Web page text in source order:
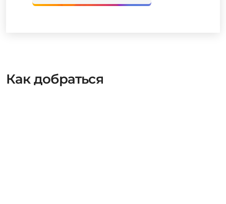
Как добраться